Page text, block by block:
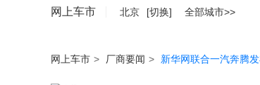
网上车市 北京 [切换] 全部城市>>
网上车市 > 厂商要闻 > 新华网联合一汽奔腾